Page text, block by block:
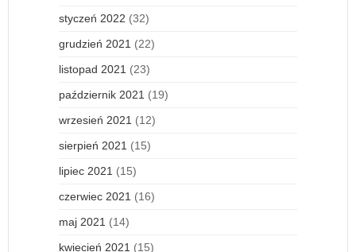
styczeń 2022 (32)
grudzień 2021 (22)
listopad 2021 (23)
październik 2021 (19)
wrzesień 2021 (12)
sierpień 2021 (15)
lipiec 2021 (15)
czerwiec 2021 (16)
maj 2021 (14)
kwiecień 2021 (15)